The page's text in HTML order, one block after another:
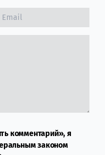
комментарий», я
законом